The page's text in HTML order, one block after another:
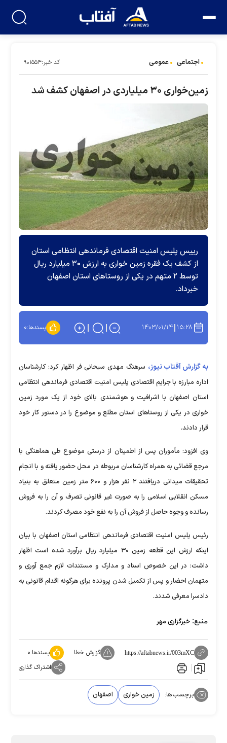
اجتماعی عمومی کد خبر:۹۰۱۵۵۴
زمین‌خواری ۳۰ میلیاردی در اصفهان کشف شد
رییس پلیس امنیت اقتصادی فرماندهی انتظامی استان
از کشف یک فقره زمین خواری به ارزش ۳۰ میلیارد ریال
توسط ۲ متهم در یکی از روستا‌های استان اصفهان
خبرداد.
۱۵:۲۸ ۱۴۰۳/۰۱/۱۴ پسندها:۰
به گزارش آفتاب نیوز، سرهنگ مهدی سبحانی فر اظهار کرد: کارشناسان
اداره مبارزه با جرایم اقتصادی پلیس امنیت اقتصادی فرماندهی انتظامی
استان اصفهان با اشرافیت و هوشمندی بالای خود از یک مورد زمین
خواری در یکی از روستا‌های استان مطلع و موضوع را در دستور کار خود
قرار دادند.
وی افزود: مأموران پس از اطمینان از درستی موضوع طی هماهنگی با
مرجع قضائی به همراه کارشناسان مربوطه در محل حضور یافته و با انجام
تحقیقات میدانی دریافتند ۲ نفر هزار و ۶۰۰ متر زمین متعلق به بنیاد
مسکن انقلابی اسلامی را به صورت غیر قانونی تصرف و آن را به فروش
رسانده و وجوه حاصل از فروش آن را به نفع خود مصرف کردند.
رئیس پلیس امنیت اقتصادی فرماندهی انتظامی استان اصفهان با بیان
اینکه ارزش این قطعه زمین ۳۰ میلیارد ریال برآورد شده است اظهار
داشت: در این خصوص اسناد و مدارک و مستندات لازم جمع آوری و
متهمان احضار و پس از تکمیل شدن پرونده برای هرگونه اقدام قانونی به
دادسرا معرفی شدند.
منبع: خبرگزاری مهر
https://aftabnews.ir/003mXC گزارش خطا پسندها:۰
اشتراک گذاری
برچسب‌ها: زمین خواری اصفهان